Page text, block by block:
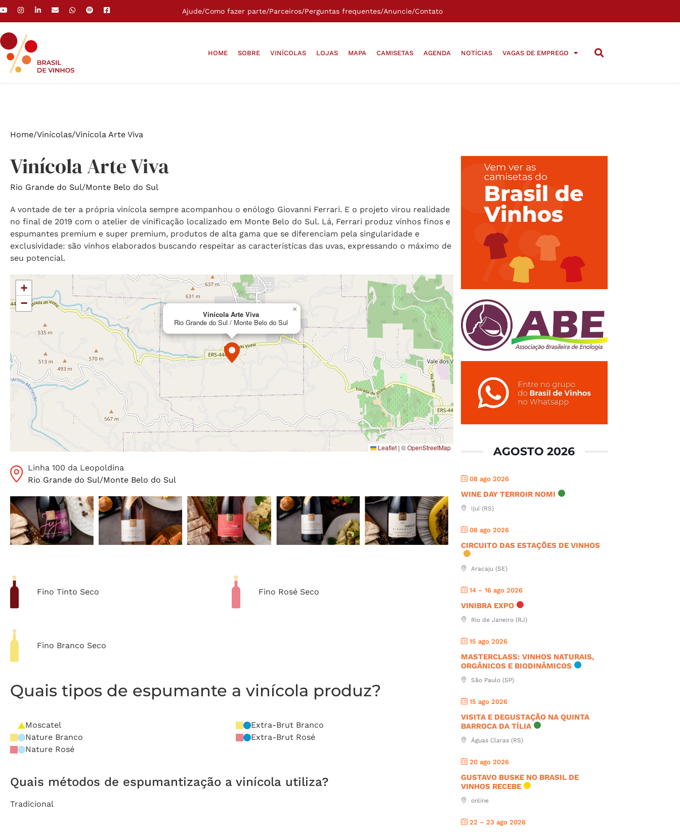
Ajude/Como fazer parte/Parceiros/Perguntas frequentes/Anuncie/Contato
HOME SOBRE VINÍCOLAS LOJAS MAPA CAMISETAS AGENDA NOTÍCIAS VAGAS DE EMPREGO
Home/Vinícolas/Vinícola Arte Viva
Vinícola Arte Viva
Rio Grande do Sul/Monte Belo do Sul
A vontade de ter a própria vinícola sempre acompanhou o enólogo Giovanni Ferrari. E o projeto virou realidade
no final de 2019 com o atelier de vinificação localizado em Monte Belo do Sul. Lá, Ferrari produz vinhos finos e
espumantes premium e super premium, produtos de alta gama que se diferenciam pela singularidade e
exclusividade: são vinhos elaborados buscando respeitar as características das uvas, expressando o máximo de
seu potencial.
Vinícola Arte Viva
Rio Grande do Sul / Monte Belo do Sul
×
+
−
Leaflet | ©OpenStreetMap
Linha 100 da Leopoldina
Rio Grande do Sul/Monte Belo do Sul
Fino Tinto Seco Fino Rosé Seco
Fino Branco Seco
Quais tipos de espumante a vinícola produz?
Moscatel
Nature Branco
Nature Rosé
Extra-Brut Branco
Extra-Brut Rosé
Quais métodos de espumantização a vinícola utiliza?
Tradicional
AGOSTO 2026
08 ago 2026
WINE DAY TERROIR NOMI
Ijuí (RS)
08 ago 2026
CIRCUITO DAS ESTAÇÕES DE VINHOS
Aracaju (SE)
14 – 16 ago 2026
VINIBRA EXPO
Rio de Janeiro (RJ)
15 ago 2026
MASTERCLASS: VINHOS NATURAIS,
ORGÂNICOS E BIODINÂMICOS
São Paulo (SP)
15 ago 2026
VISITA E DEGUSTAÇÃO NA QUINTA
BARROCA DA TÍLIA
Águas Claras (RS)
20 ago 2026
GUSTAVO BUSKE NO BRASIL DE
VINHOS RECEBE
online
22 – 23 ago 2026